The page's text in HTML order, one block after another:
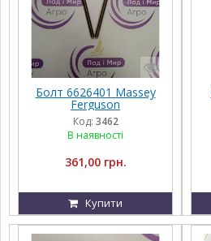
Болт 6626401 Massey
Ferguson
Код: 3462
В наявності
361,00 грн.
Купити